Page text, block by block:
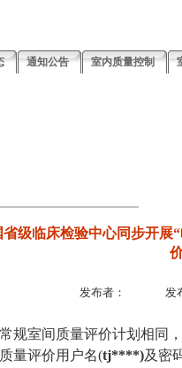
通知公告 室内质量控制
省级临床检验中心同步开
发布者： 发
规室间质量评价计划相同
量评价用户名(tj****)及密